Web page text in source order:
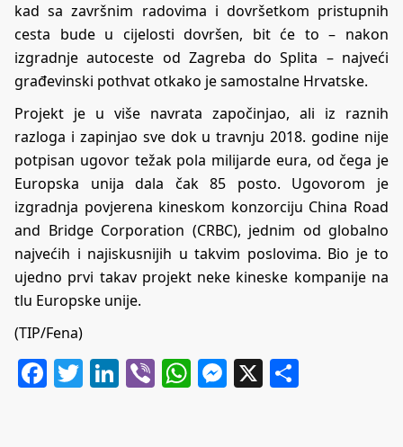
kad sa završnim radovima i dovršetkom pristupnih
cesta bude u cijelosti dovršen, bit će to – nakon
izgradnje autoceste od Zagreba do Splita – najveći
građevinski pothvat otkako je samostalne Hrvatske.
Projekt je u više navrata započinjao, ali iz raznih
razloga i zapinjao sve dok u travnju 2018. godine nije
potpisan ugovor težak pola milijarde eura, od čega je
Europska unija dala čak 85 posto. Ugovorom je
izgradnja povjerena kineskom konzorciju China Road
and Bridge Corporation (CRBC), jednim od globalno
najvećih i najiskusnijih u takvim poslovima. Bio je to
ujedno prvi takav projekt neke kineske kompanije na
tlu Europske unije.
(TIP/Fena)
Facebook
Twitter
LinkedIn
ViberWhatsApp
Messenger
X